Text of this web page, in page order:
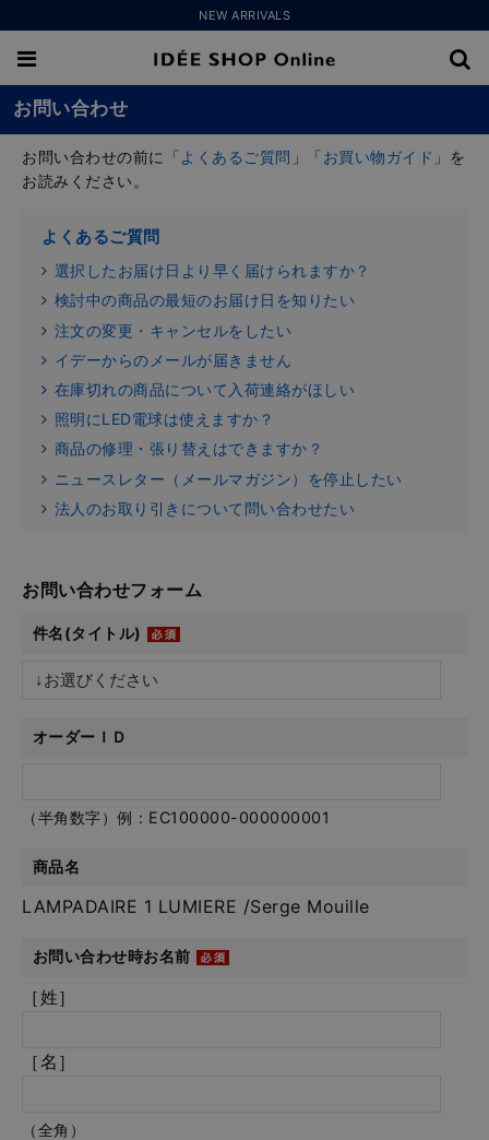
NEW ARRIVALS
お問い合わせ
お問い合わせの前に「よくあるご質問 」「お買い物ガイド 」を
お読みください。
よくあるご質問
選択したお届け日より早く届けられますか？
検討中の商品の最短のお届け日を知りたい
注文の変更・キャンセルをしたい
イデーからのメールが届きません
在庫切れの商品について入荷連絡がほしい
照明にLED電球は使えますか？
商品の修理・張り替えはできますか？
ニュースレター（メールマガジン）を停止したい
法人のお取り引きについて問い合わせたい
お問い合わせフォーム
件名(タイトル)
オーダーＩＤ
（半角数字）例：EC100000-000000001
商品名
LAMPADAIRE 1 LUMIERE /Serge Mouille
お問い合わせ時お名前
［姓］
［名］
（全角）